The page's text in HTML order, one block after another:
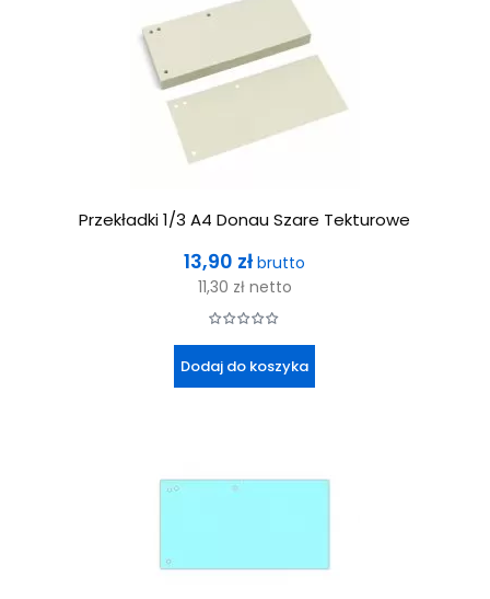
Przekładki 1/3 A4 Donau Szare Tekturowe
Cena
13,90 zł brutto
11,30 zł netto
Dodaj do koszyka